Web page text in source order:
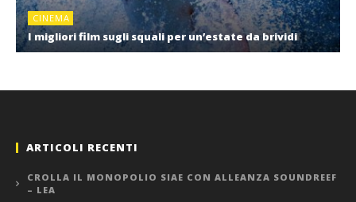
CINEMA
I migliori film sugli squali per un’estate da brividi
ARTICOLI RECENTI
CROLLA IL MONOPOLIO SIAE CON ALLEANZA SOUNDREEF
– LEA